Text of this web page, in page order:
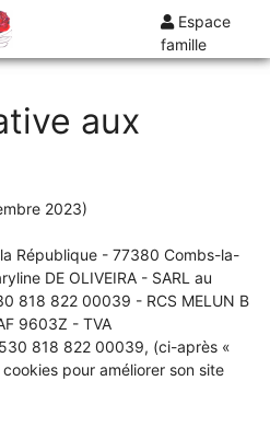
Espace
famille
aux
2023)
République - 77380 Combs-la-
DE OLIVEIRA - SARL au
818 822 00039 - RCS MELUN B
9603Z - TVA
818 822 00039, (ci-après «
pour améliorer son site